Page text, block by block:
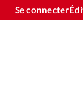
Se connecter